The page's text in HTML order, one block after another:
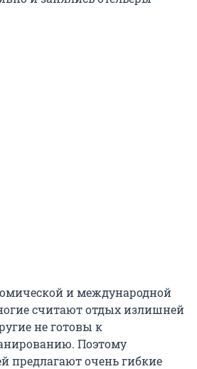
и международной
считают отдых излишней
не готовы к
Поэтому
предлагают очень гибкие